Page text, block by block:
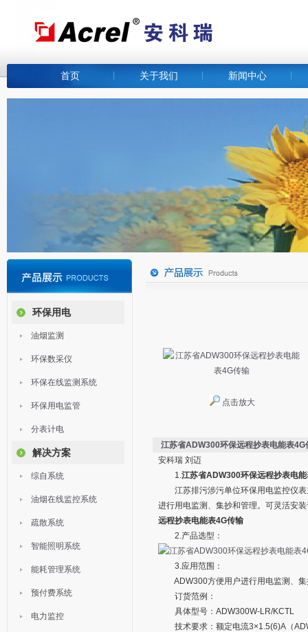
首页 关于我们 新闻中心
环保用电
油烟监测
环保数采仪
环保在线监测系统
环保用电监管
分表计电
解决方案
综自系统
油烟在线监控系统
疏散系统
智能照明系统
能耗管理系统
预付费系统
电力监控
点击放大
江苏省ADW300环保远程抄表电能表4G
安科瑞 刘迈
1.江苏省ADW300环保远程抄表电
江苏排污涉污单位环保用电监控仪表
进行用电监测、集抄和管理。可灵活安
远程抄表电能表4G传输
2.产品选型：
3.应用范围：
ADW300方便用户进行用电监测、集
订货范例：
具体型号：ADW300W-LR/KCTL
技术要求：额定电流3×1.5(6)A（